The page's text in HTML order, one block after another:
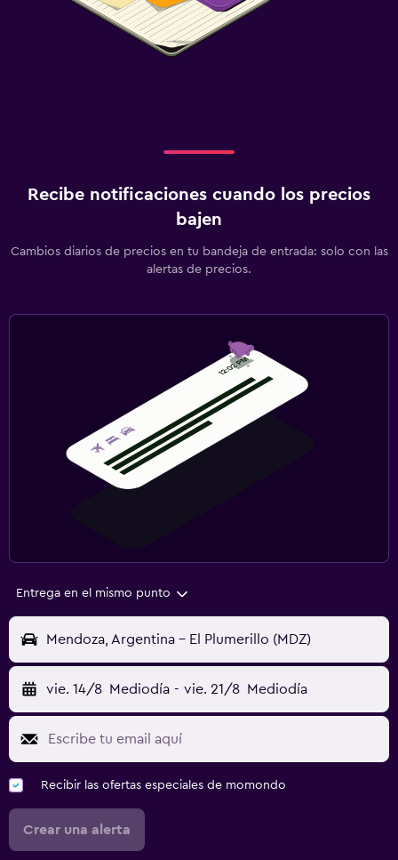
Recibe notificaciones cuando los precios
bajen
Cambios diarios de precios en tu bandeja de entrada: solo con las
alertas de precios.
Entrega en el mismo punto
Mendoza, Argentina - El Plumerillo (MDZ)
vie. 14/8 Mediodía - vie. 21/8 Mediodía
Recibir las ofertas especiales de momondo
Crear una alerta